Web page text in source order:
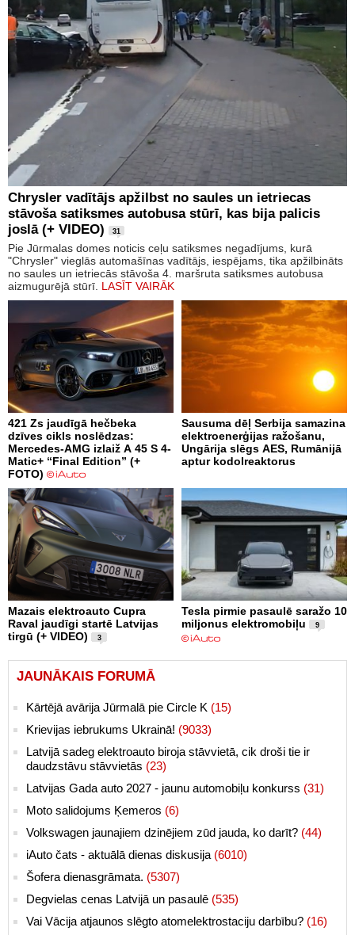
Chrysler vadītājs apžilbst no saules un ietriecas
stāvoša satiksmes autobusa stūrī, kas bija palicis
joslā (+ VIDEO)
31
Pie Jūrmalas domes noticis ceļu satiksmes negadījums, kurā
"Chrysler" vieglās automašīnas vadītājs, iespējams, tika apžilbināts
no saules un ietriecās stāvoša 4. maršruta satiksmes autobusa
aizmugurējā stūrī. LASĪT VAIRĀK
421 Zs jaudīgā hečbeka
dzīves cikls noslēdzas:
Mercedes-AMG izlaiž A 45 S 4-
Matic+ “Final Edition” (+
FOTO)
Sausuma dēļ Serbija samazina
elektroenerģijas ražošanu,
Ungārija slēgs AES, Rumānijā
aptur kodolreaktorus
Mazais elektroauto Cupra
Raval jaudīgi startē Latvijas
tirgū (+ VIDEO)
3
Tesla pirmie pasaulē saražo 10
miljonus elektromobiļu
9
JAUNĀKAIS FORUMĀ
Kārtējā avārija Jūrmalā pie Circle K (15)
Krievijas iebrukums Ukrainā! (9033)
Latvijā sadeg elektroauto biroja stāvvietā, cik droši tie ir
daudzstāvu stāvvietās (23)
Latvijas Gada auto 2027 - jaunu automobiļu konkurss (31)
Moto salidojums Ķemeros (6)
Volkswagen jaunajiem dzinējiem zūd jauda, ko darīt? (44)
iAuto čats - aktuālā dienas diskusija (6010)
Šofera dienasgrāmata. (5307)
Degvielas cenas Latvijā un pasaulē (535)
Vai Vācija atjaunos slēgto atomelektrostaciju darbību? (16)